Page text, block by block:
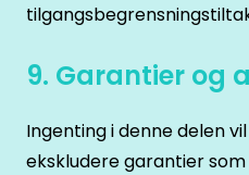
9. Garantier og
Ingenting i denne delen
ekskludere garantier